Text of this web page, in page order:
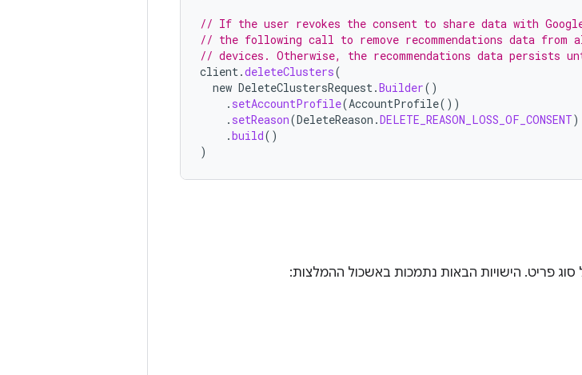
// If the user revokes the consent to share data with Google
// the following call to remove recommendations data from
// devices. Otherwise, the recommendations data persists
client.deleteClusters(
new DeleteClustersRequest.Builder()
. setAccountProfile(AccountProfile())
. setReason(DeleteReason .DELETE_REASON_LOSS_OF_CONSENT)
.build()
)